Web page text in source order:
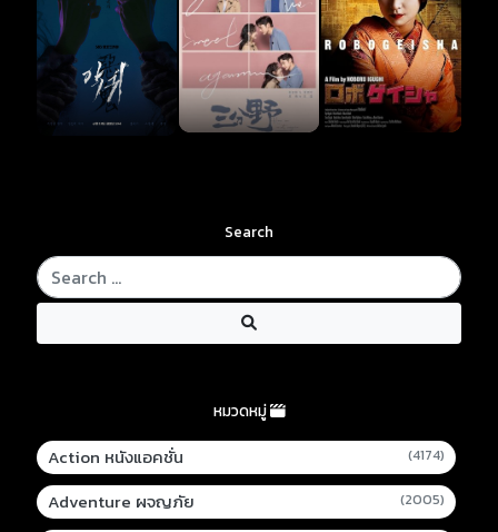
Search
หมวดหมู่
Action หนังแอคชั่น (4174)
Adventure ผจญภัย (2005)